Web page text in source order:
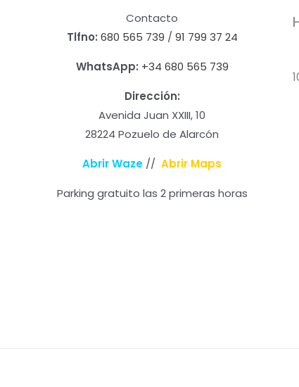
Contacto
Tlfno: 680 565 739 / 91 799 37 24
WhatsApp: +34 680 565 739
Dirección:
Avenida Juan XXIII, 10
28224 Pozuelo de Alarcón
Abrir Waze //Abrir Maps
Parking gratuito las 2 primeras horas